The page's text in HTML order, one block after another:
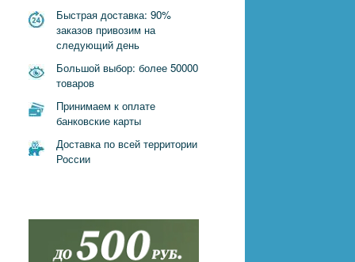
Быстрая доставка: 90%
заказов привозим на
следующий день
Большой выбор: более 50000
товаров
Принимаем к оплате
банковские карты
Доставка по всей территории
России